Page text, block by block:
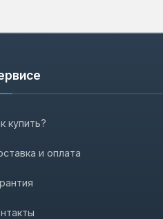
купить?
и оплата